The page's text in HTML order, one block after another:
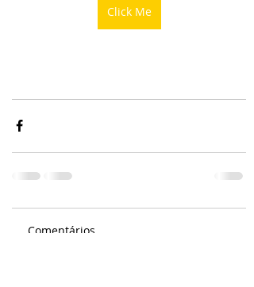
Click Me
Comentários